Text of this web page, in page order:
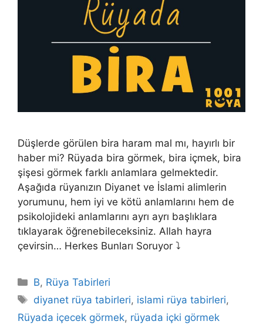
Düşlerde görülen bira haram mal mı, hayırlı bir
haber mi? Rüyada bira görmek, bira içmek, bira
şişesi görmek farklı anlamlara gelmektedir.
Aşağıda rüyanızın Diyanet ve İslami alimlerin
yorumunu, hem iyi ve kötü anlamlarını hem de
psikolojideki anlamlarını ayrı ayrı başlıklara
tıklayarak öğrenebileceksiniz. Allah hayra
çevirsin… Herkes Bunları Soruyor ⤵️
Kategoriler
B, Rüya Tabirleri
Etiketler
diyanet rüya tabirleri, islami rüya tabirleri,
Rüyada içecek görmek, rüyada içki görmek